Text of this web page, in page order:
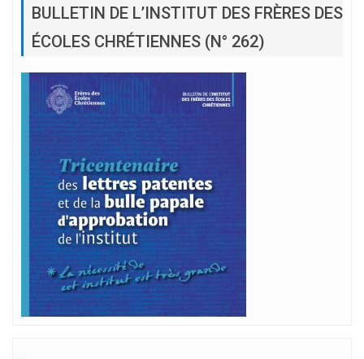
BULLETIN DE L’INSTITUT DES FRÈRES DES
ÉCOLES CHRÉTIENNES (N° 262)